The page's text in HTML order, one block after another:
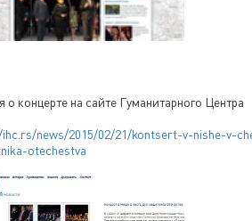
о концерте на сайте Гуманитарного Центра
news/2015/02/21/kontsert-v-nishe-v-
otechestva